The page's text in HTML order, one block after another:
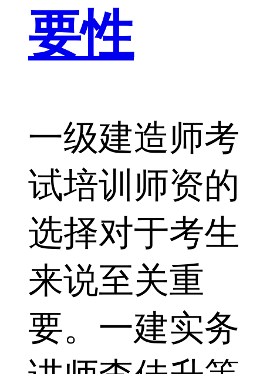
要性
一级建造师考
试培训师资的
选择对于考生
来说至关重
要。一建实务